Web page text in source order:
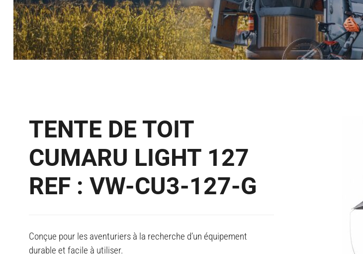
TENTE DE TOIT
CUMARU LIGHT 127
REF : VW-CU3-127-G
Conçue pour les aventuriers à la recherche d’un équipement
durable et facile à utiliser.